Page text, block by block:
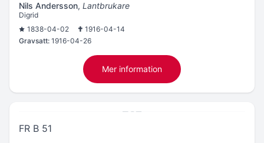
Nils Andersson, Lantbrukare
Digrid
1838-04-02
1916-04-14
Gravsatt: 1916-04-26
Mer information
FR B 51